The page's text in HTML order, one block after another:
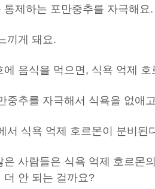
제하는 포만중추를 자극해요.
끼게 돼요.
음식을 먹으면, 식욕 억제
중추를 자극해서 식욕을 없애
서 식욕 억제 호르몬이 분비된
사람들은 식욕 억제 호르몬
더 안 되는 걸까요?